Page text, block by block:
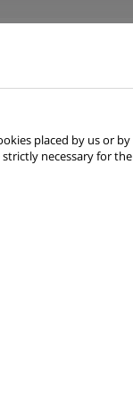
placed by us or by
necessary for the